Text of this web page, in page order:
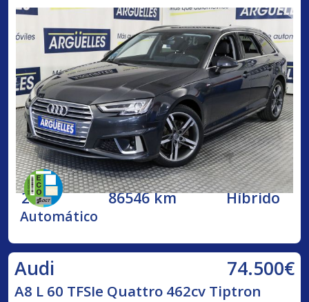
2020 86546 km Híbrido
Automático
Audi 74.500€
A8 L 60 TFSIe Quattro 462cv Tiptron